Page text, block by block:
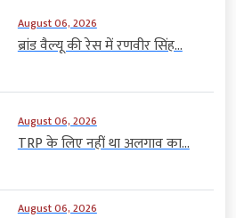
August 06, 2026
ब्रांड वैल्यू की रेस में रणवीर सिंह...
August 06, 2026
TRP के लिए नहीं था अलगाव का...
August 06, 2026